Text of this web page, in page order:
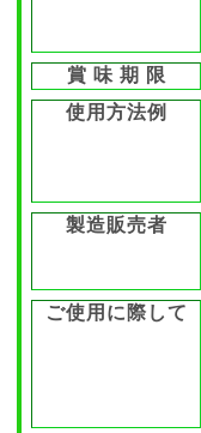
賞 味 期 限
使用方法例
製造販売者
ご使用に際して